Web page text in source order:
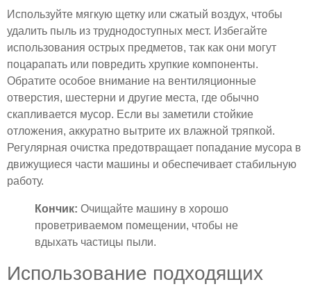
Используйте мягкую щетку или сжатый воздух, чтобы
удалить пыль из труднодоступных мест. Избегайте
использования острых предметов, так как они могут
поцарапать или повредить хрупкие компоненты.
Обратите особое внимание на вентиляционные
отверстия, шестерни и другие места, где обычно
скапливается мусор. Если вы заметили стойкие
отложения, аккуратно вытрите их влажной тряпкой.
Регулярная очистка предотвращает попадание мусора в
движущиеся части машины и обеспечивает стабильную
работу.
Кончик: Очищайте машину в хорошо
проветриваемом помещении, чтобы не
вдыхать частицы пыли.
Использование подходящих